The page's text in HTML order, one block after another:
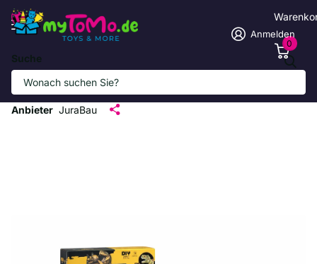
Suche
Anmelden
0
DIY Dinosaurier-Eier Bauset mit 12
Figuren
Anbieter JuraBau